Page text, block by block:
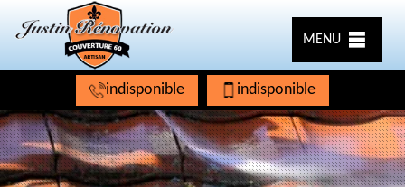
MENU
indisponible indisponible